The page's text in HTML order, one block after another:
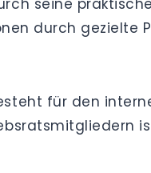
seine
durch gezielte
für den